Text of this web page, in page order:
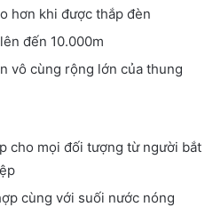
hơn khi được thắp đèn
đến 10.000m
vô cùng rộng lớn của thung
cho mọi đối tượng từ người bắt
cùng với suối nước nóng